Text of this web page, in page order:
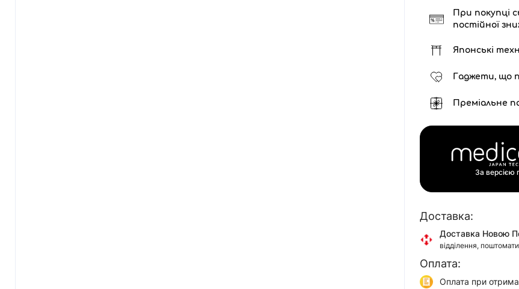
При покупці
постійної
Японські
Гаджети, що
Преміальне
За версією
Доставка:
Доставка Новою
відділення,
Доставка Укр
Оплата:
Оплата при